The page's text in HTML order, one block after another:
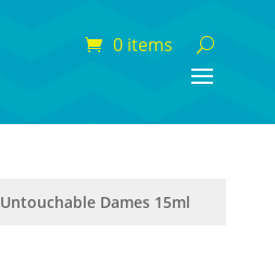
0 items
Untouchable Dames 15ml